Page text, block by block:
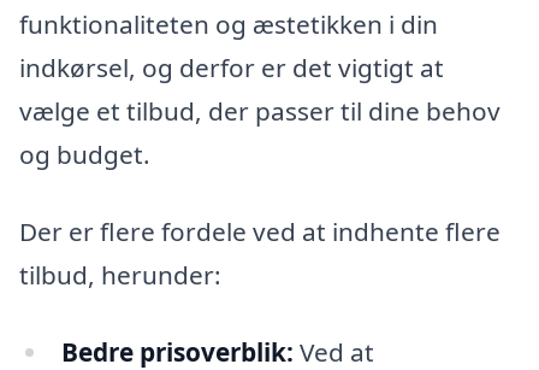
funktionaliteten og æstetikken i din
indkørsel, og derfor er det vigtigt at
vælge et tilbud, der passer til dine behov
og budget.
Der er flere fordele ved at indhente flere
tilbud, herunder:
Bedre prisoverblik: Ved at